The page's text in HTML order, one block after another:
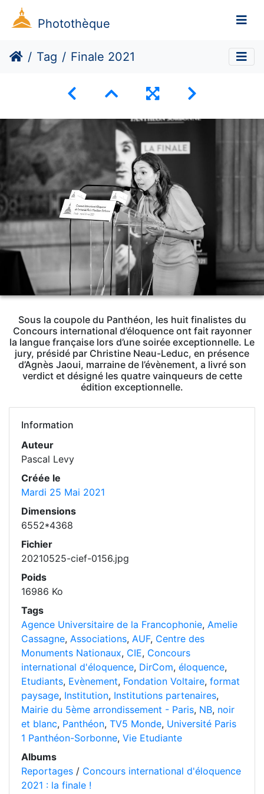
Photothèque
Tag Finale 2021
Sous la coupole du Panthéon, les huit finalistes du
Concours international d’éloquence ont fait rayonner
la langue française lors d’une soirée exceptionnelle. Le
jury, présidé par Christine Neau-Leduc, en présence
d’Agnès Jaoui, marraine de l’évènement, a livré son
verdict et désigné les quatre vainqueurs de cette
édition exceptionnelle.
Information
Auteur
Pascal Levy
Créée le
Mardi 25 Mai 2021
Dimensions
6552*4368
Fichier
20210525-cief-0156.jpg
Poids
16986 Ko
Tags
Agence Universitaire de la Francophonie, Amelie
Cassagne, Associations, AUF, Centre des
Monuments Nationaux, CIE, Concours
international d'éloquence, DirCom, éloquence,
Etudiants, Evènement, Fondation Voltaire, format
paysage, Institution, Institutions partenaires,
Mairie du 5ème arrondissement - Paris, NB, noir
et blanc, Panthéon, TV5 Monde, Université Paris
1 Panthéon-Sorbonne, Vie Etudiante
Albums
Reportages / Concours international d'éloquence
2021 : la finale !